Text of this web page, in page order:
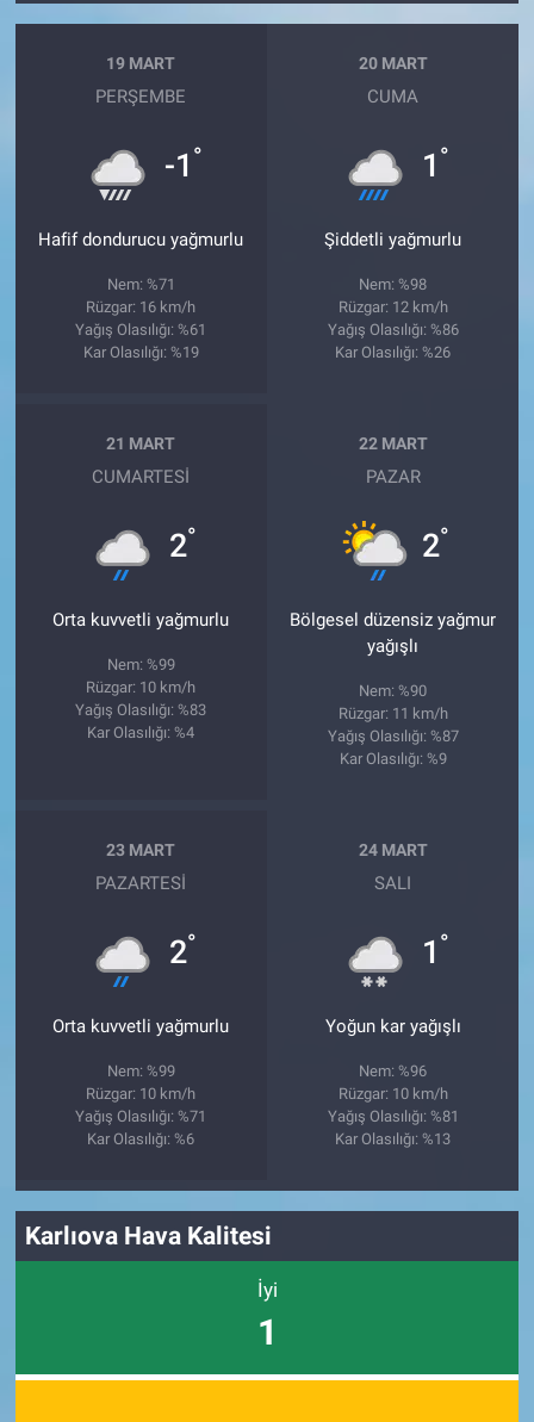
19 MART
PERŞEMBE
-1 °
Hafif dondurucu yağmurlu
Nem: %71
Rüzgar: 16 km/h
Yağış Olasılığı: %61
Kar Olasılığı: %19
20 MART
CUMA
1 °
Şiddetli yağmurlu
Nem: %98
Rüzgar: 12 km/h
Yağış Olasılığı: %86
Kar Olasılığı: %26
21 MART
CUMARTESI
2°
Orta kuvvetli yağmurlu
Nem: %99
Rüzgar: 10 km/h
Yağış Olasılığı: %83
Kar Olasılığı: %4
22 MART
PAZAR
2°
Bölgesel düzensiz yağmur
yağışlı
Nem: %90
Rüzgar: 11 km/h
Yağış Olasılığı: %87
Kar Olasılığı: %9
23 MART
PAZARTESI
2°
Orta kuvvetli yağmurlu
Nem: %99
Rüzgar: 10 km/h
Yağış Olasılığı: %71
Kar Olasılığı: %6
24 MART
SALI
1 °
Yoğun kar yağışlı
Nem: %96
Rüzgar: 10 km/h
Yağış Olasılığı: %81
Kar Olasılığı: %13
Karlıova Hava Kalitesi
İyi
1